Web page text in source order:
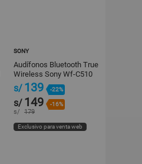
SONY
Audífonos Bluetooth True
Wireless Sony Wf-C510
Negro
s/ 139 -22%
s/ 149 -16%
s/ 179
Exclusivo para venta web